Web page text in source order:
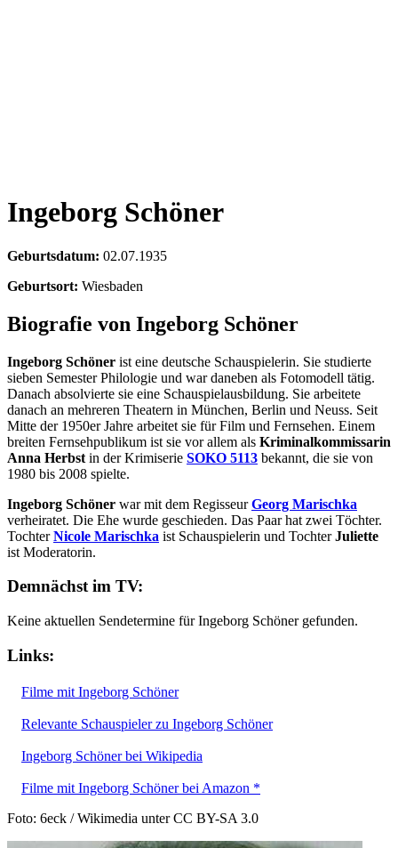
Ingeborg Schöner
Geburtsdatum: 02.07.1935
Geburtsort: Wiesbaden
Biografie von Ingeborg Schöner
Ingeborg Schöner ist eine deutsche Schauspielerin. Sie studierte
sieben Semester Philologie und war daneben als Fotomodell tätig.
Danach absolvierte sie eine Schauspielausbildung. Sie arbeitete
danach an mehreren Theatern in München, Berlin und Neuss. Seit
Mitte der 1950er Jahre arbeitet sie für Film und Fernsehen. Einem
breiten Fernsehpublikum ist sie vor allem als Kriminalkommissarin
Anna Herbst in der Krimiserie SOKO 5113 bekannt, die sie von
1980 bis 2008 spielte.
Ingeborg Schöner war mit dem RegisseurGeorg Marischka
verheiratet. Die Ehe wurde geschieden. Das Paar hat zwei Töchter.
TochterNicole Marischka ist Schauspielerin und TochterJuliette
ist Moderatorin.
Demnächst im TV:
Keine aktuellen Sendetermine für Ingeborg Schöner gefunden.
Links:
Filme mit Ingeborg Schöner
Relevante Schauspieler zu Ingeborg Schöner
Ingeborg Schöner bei Wikipedia
Filme mit Ingeborg Schöner bei Amazon *
Foto: 6eck / Wikimedia unter CC BY-SA 3.0